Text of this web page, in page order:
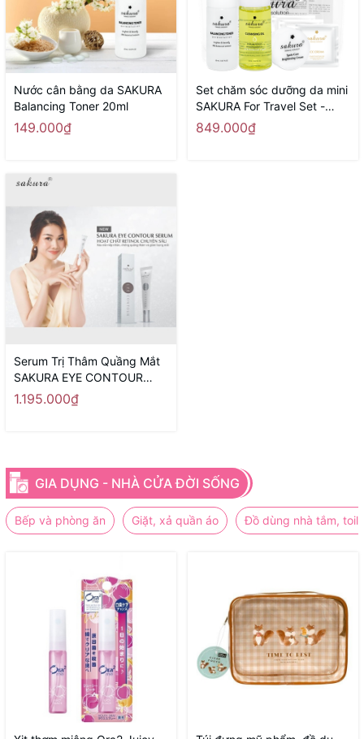
Nước cân bằng da SAKURA
Balancing Toner 20ml
149.000₫
Set chăm sóc dưỡng da mini
SAKURA For Travel Set -
Hàng Nhật nội địa
849.000₫
Serum Trị Thâm Quầng Mắt
SAKURA EYE CONTOUR
SERUM
1.195.000₫
GIA DỤNG - NHÀ CỬA ĐỜI SỐNG
Bếp và phòng ăn Giặt, xả quần áo Đồ dùng nhà tắm,